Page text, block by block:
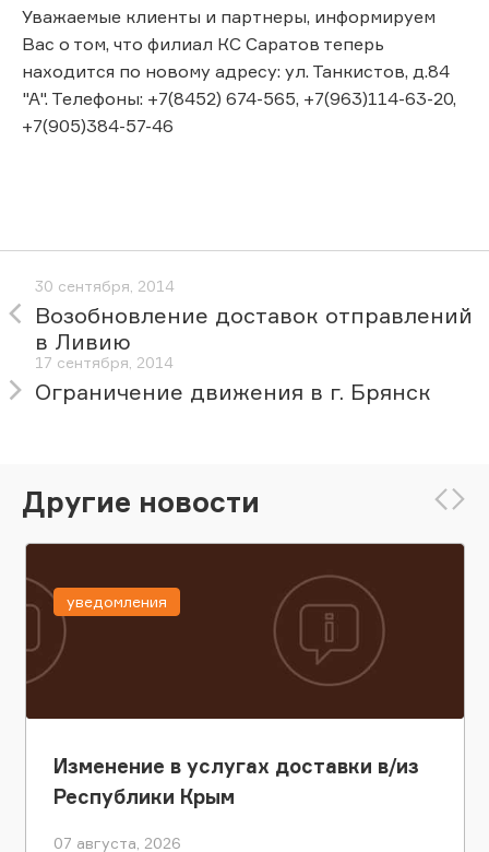
Уважаемые клиенты и партнеры, информируем
Вас о том, что филиал КС Саратов теперь
находится по новому адресу: ул. Танкистов, д.84
"А". Телефоны: +7(8452) 674-565, +7(963)114-63-20,
+7(905)384-57-46
30 сентября, 2014
Возобновление доставок отправлений
в Ливию
17 сентября, 2014
Ограничение движения в г. Брянск
Другие новости
Изменение в услугах доставки в/из
Республики Крым
07 августа, 2026
уведомления